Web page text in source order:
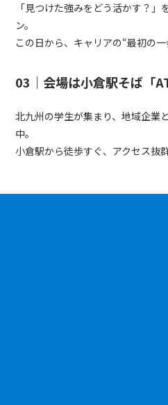
「見つけた強みをどう活かす？」
ン。
この日から、キャリアの“最初の一
03｜会場は小倉駅そば「
北九州の学生が集まり、地域企業
中。
小倉駅から徒歩すぐ、アクセス抜